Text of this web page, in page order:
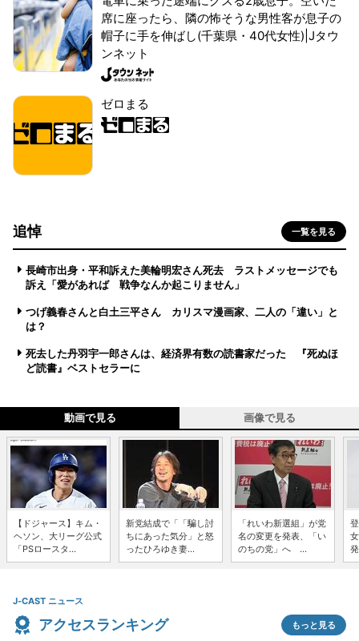
席に座ったら、隣の怖そうな男性客が息子の
帽子に手を伸ばし(千葉県・40代女性)|Jタウ
ンネット
ゼロまる
追悼 一覧を見る
長崎市出身・平和訴えた美輪明宏さん死去 ラストメッセージでも
訴え「愛があれば 戦争なんか起こりません」
つげ義春さんと白土三平さん カリスマ漫画家、二人の「違い」と
は？
死去した丹羽宇一郎さんは、経済界有数の読書家だった 『死ぬほ
ど読書』ベストセラーに
動画で見る 画像で見る
【ドジャース】キム・
ヘソン、大リーグ公式
「PSロースタ...
新党結成で「「騙し討
ちにあった気分」と怒
ったひろゆき妻...
「れいわ新選組」が党
名の変更を発表、「い
のちの党」へ ...
J-CAST ニュース
アクセスランキング もっと見る